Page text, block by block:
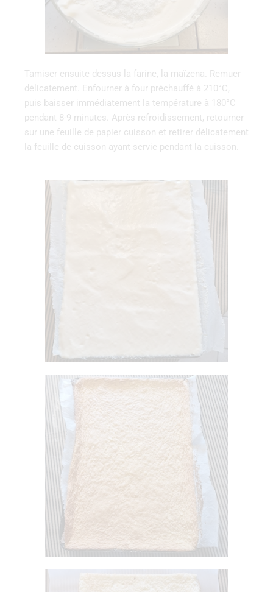
Tamiser ‌ensuite‌ ‌dessus‌ ‌la‌ ‌farine,‌ ‌la‌ ‌maïzena.‌ ‌Remuer
‌délicatement.‌ ‌Enfourner‌ ‌à‌ ‌four‌ ‌préchauffé‌ ‌à‌ ‌210°C,‌
‌puis‌ ‌baisser‌ ‌immédiatement‌ ‌la‌ ‌température‌ ‌à‌ ‌180°C‌
‌pendant‌ ‌8-9 ‌minutes.‌ ‌Après‌ ‌refroidissement,‌ ‌retourner
sur une feuille de papier cuisson et retirer délicatement
la feuille de cuisson ayant servie pendant la cuisson.